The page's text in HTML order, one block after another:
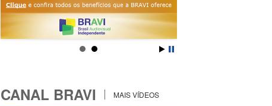
CANAL BRAVI MAIS VÍDEOS